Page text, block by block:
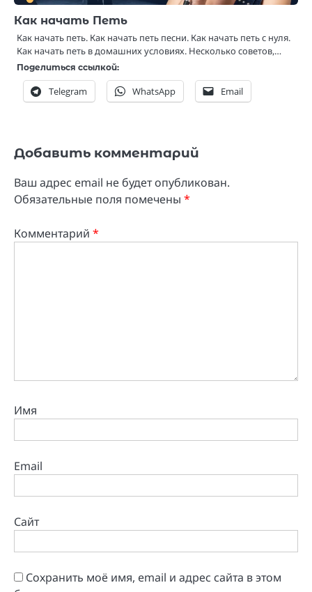
Как начать Петь
Как начать петь. Как начать петь песни. Как начать петь с нуля.
Как начать петь в домашних условиях. Несколько советов,…
Поделиться ссылкой:
Telegram WhatsApp Email
Добавить комментарий
Ваш адрес email не будет опубликован.
Обязательные поля помечены *
Комментарий *
Имя
Email
Сайт
Сохранить моё имя, email и адрес сайта в этом